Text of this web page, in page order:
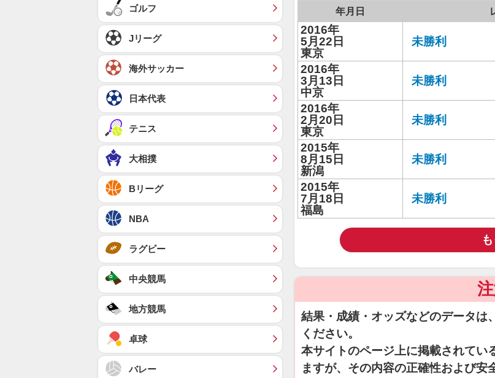
年月日
2016年
5月22日
東京
未勝利
2016年
3月13日
中京
未勝利
2016年
2月20日
東京
未勝利
2015年
8月15日
新潟
未勝利
2015年
7月18日
福島
未勝利
結果・成績・オッズなどのデータは
ください。
本サイトのページ上に掲載されてい
ますが、その内容の正確性および
ゴルフ
Jリーグ
海外サッカー
日本代表
テニス
大相撲
Bリーグ
NBA
ラグビー
中央競馬
地方競馬
卓球
バレー